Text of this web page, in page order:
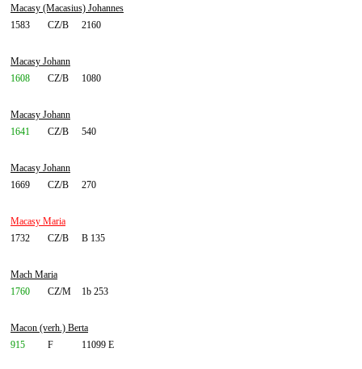
Macasy (Macasius) Johannes
1583
CZ/B 2160
Macasy Johann
1608
CZ/B 1080
Macasy Johann
1641
CZ/B 540
Macasy Johann
1669
CZ/B 270
Macasy Maria
1732
CZ/B B 135
Mach Maria
1760
CZ/M 1b 253
Macon (verh.) Berta
915
F 11099 E